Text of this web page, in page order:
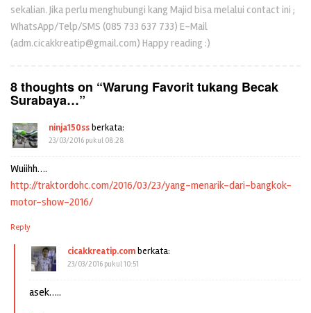
sekalian. Jika perlu menghubungi kang Majid bisa melalui contact ini ;
WhatsApp/Telp/SMS (085 733 637 733) E-Mail
(adm.cicakkreatip@gmail.com) Happy reading :)
8 thoughts on “Warung Favorit tukang Becak
Surabaya…”
ninja150ssberkata:
23/03/2016 pukul 08:28
Wuiihh….
http://traktordohc.com/2016/03/23/yang-menarik-dari-bangkok-
motor-show-2016/
Reply
cicakkreatip.comberkata:
23/03/2016 pukul 10:51
asek…..